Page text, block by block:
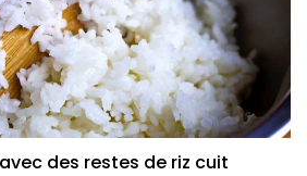
des restes de riz cuit